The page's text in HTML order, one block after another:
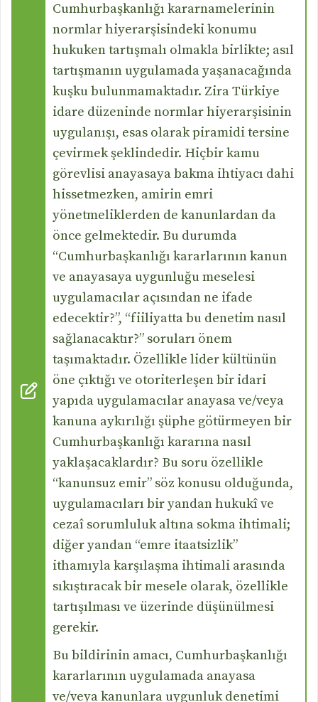
Cumhurbaşkanlığı kararnamelerinin
normlar hiyerarşisindeki konumu
hukuken tartışmalı olmakla birlikte; asıl
tartışmanın uygulamada yaşanacağında
kuşku bulunmamaktadır. Zira Türkiye
idare düzeninde normlar hiyerarşisinin
uygulanışı, esas olarak piramidi tersine
çevirmek şeklindedir. Hiçbir kamu
görevlisi anayasaya bakma ihtiyacı dahi
hissetmezken, amirin emri
yönetmeliklerden de kanunlardan da
önce gelmektedir. Bu durumda
“Cumhurbaşkanlığı kararlarının kanun
ve anayasaya uygunluğu meselesi
uygulamacılar açısından ne ifade
edecektir?”, “fiiliyatta bu denetim nasıl
sağlanacaktır?” soruları önem
taşımaktadır. Özellikle lider kültünün
öne çıktığı ve otoriterleşen bir idari
yapıda uygulamacılar anayasa ve/veya
kanuna aykırılığı şüphe götürmeyen bir
Cumhurbaşkanlığı kararına nasıl
yaklaşacaklardır? Bu soru özellikle
“kanunsuz emir” söz konusu olduğunda,
uygulamacıları bir yandan hukukî ve
cezaî sorumluluk altına sokma ihtimali;
diğer yandan “emre itaatsizlik”
ithamıyla karşılaşma ihtimali arasında
sıkıştıracak bir mesele olarak, özellikle
tartışılması ve üzerinde düşünülmesi
gerekir.
Bu bildirinin amacı, Cumhurbaşkanlığı
kararlarının uygulamada anayasa
ve/veya kanunlara uygunluk denetimi